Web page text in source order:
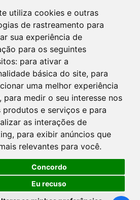
utiliza cookies e outras
de rastreamento para
sua experiência de
para os seguintes
para ativar a
básica do site, para
uma melhor experiência
para medir o seu interesse nos
produtos e serviços e para
as interações de
, para exibir anúncios que
relevantes para você.
Concordo
Eu recuso
2026 - Cofen/CORENs